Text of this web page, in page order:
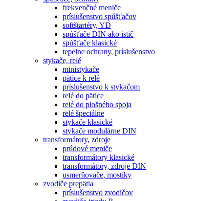
frekvenčné meniče
príslušenstvo spúšťačov
softštartéry, YD
spúšťače DIN ako istič
spúšťače klasické
tepelne ochrany, príslušenstvo
stykače, relé
ministykače
pätice k relé
príslušenstvo k stykačom
relé do pätice
relé do plošného spoja
relé špeciálne
stykače klasické
stykače modulárne DIN
transformátory, zdroje
prúdové meniče
transformátory klasické
transformátory, zdroje DIN
usmerňovače, mostíky
zvodiče prepätia
príslušenstvo zvodičov